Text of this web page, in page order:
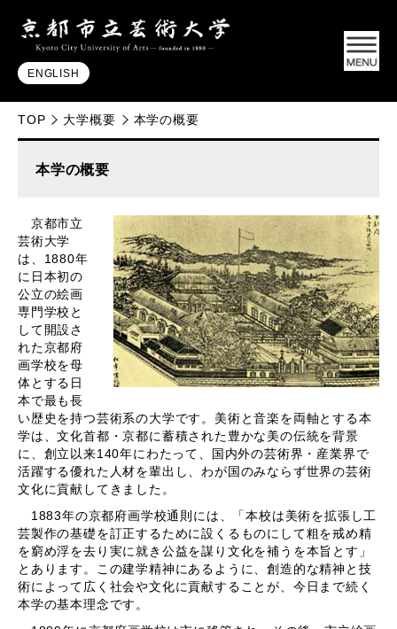
ENGLISH
TOP 大学概要 本学の概要
本学の概要
京都市立
芸術大学
は、1880年
に日本初の
公立の絵画
専門学校と
して開設さ
れた京都府
画学校を母
体とする日
本で最も長
い歴史を持つ芸術系の大学です。美術と音楽を両軸とする本
学は、文化首都・京都に蓄積された豊かな美の伝統を背景
に、創立以来140年にわたって、国内外の芸術界・産業界で
活躍する優れた人材を輩出し、わが国のみならず世界の芸術
文化に貢献してきました。
1883年の京都府画学校通則には、「本校は美術を拡張し工
芸製作の基礎を訂正するために設くるものにして粗を戒め精
を窮め浮を去り実に就き公益を謀り文化を補うを本旨とす」
とあります。この建学精神にあるように、創造的な精神と技
術によって広く社会や文化に貢献することが、今日まで続く
本学の基本理念です。